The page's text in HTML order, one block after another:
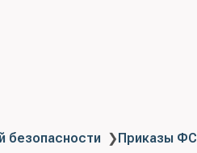
безопасности ❯Приказы